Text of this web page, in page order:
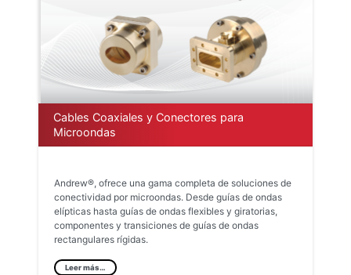
Cables Coaxiales y Conectores para
Microondas
Andrew®, ofrece una gama completa de soluciones de
conectividad por microondas. Desde guías de ondas
elípticas hasta guías de ondas flexibles y giratorias,
componentes y transiciones de guías de ondas
rectangulares rígidas.
Leer más…